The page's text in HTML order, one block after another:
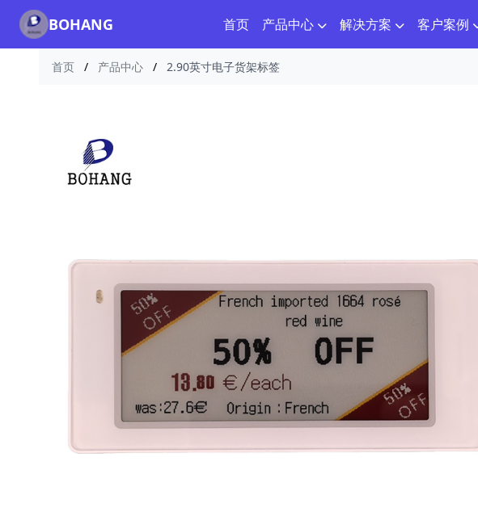
BOHANG 首页 产品中心 解决方案 客户案例
首页 / 产品中心 / 2.90英寸电子货架标签